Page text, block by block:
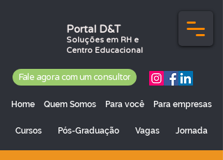
Portal D&T
Soluções em RH e
Centro Educacional
Fale agora com um consultor
Home Quem Somos Para você Para empresas
Cursos Pós-Graduação Vagas Jornada